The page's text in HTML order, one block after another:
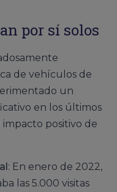
por sí solos
de vehículos de
un
en los últimos
impacto positivo de
: En enero de 2022,
las 5.000 visitas